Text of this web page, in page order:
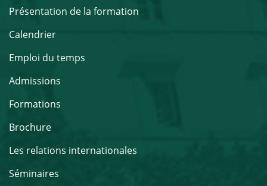
Présentation de la formation
Calendrier
Emploi du temps
Admissions
Formations
Brochure
Les relations internationales
Séminaires